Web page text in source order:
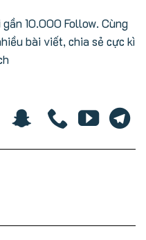
10.000 Follow. Cùng
bài viết, chia sẻ cực kì